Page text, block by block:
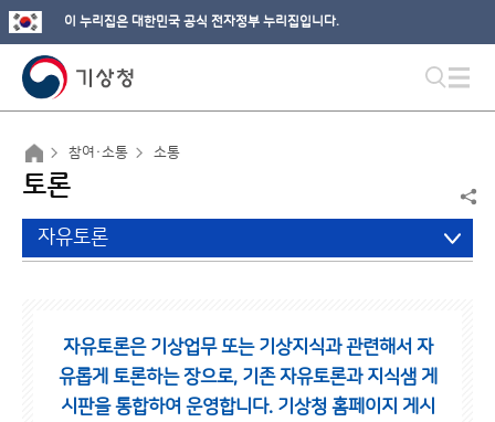
이 누리집은 대한민국 공식 전자정부 누리집입니다.
참여·소통 소통
토론
자유토론
자유토론은 기상업무 또는 기상지식과 관련해서 자
유롭게 토론하는 장으로, 기존 자유토론과 지식샘 게
시판을 통합하여 운영합니다. 기상청 홈페이지 게시